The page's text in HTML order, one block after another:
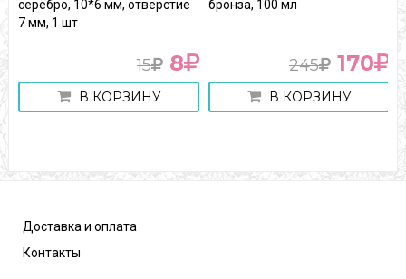
серебро, 10*6 мм, отверстие
7 мм, 1 шт
15 8
В КОРЗИНУ
бронза, 100 мл
245 170
В КОРЗИНУ
Доставка и оплата
Контакты